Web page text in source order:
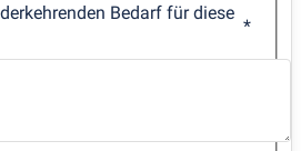
Bedarf für diese